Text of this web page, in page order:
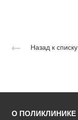
Назад к списку
О ПОЛИКЛИНИКЕ